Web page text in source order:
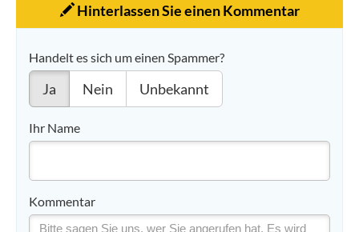
Hinterlassen Sie einen Kommentar
Handelt es sich um einen Spammer?
Ja Nein Unbekannt
Ihr Name
Kommentar